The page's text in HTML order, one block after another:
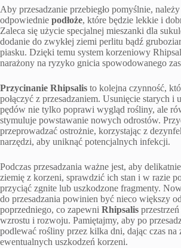
Aby przesadzanie przebiegło pomyślnie,
odpowiednie podłoże, które będzie lekkie i
Zaleca się użycie specjalnej mieszanki dla
dodanie do zwykłej ziemi perlitu bądź
piasku. Dzięki temu system korzeniowy
narażony na ryzyko gnicia spowodowanego
Przycinanie Rhipsalis to kolejna czynność,
połączyć z przesadzaniem. Usunięcie starych i
pędów nie tylko poprawi wygląd rośliny, ale
stymuluje powstawanie nowych odrostów.
przeprowadzać ostrożnie, korzystając z
narzędzi, aby uniknąć potencjalnych infekcji.
Podczas przesadzania ważne jest, aby
ziemię z korzeni, sprawdzić ich stan i w razie
przyciąć zgnite lub uszkodzone fragmenty.
do przesadzania powinien być nieco większy od
poprzedniego, co zapewni Rhipsalis
wzrostu i rozwoju. Pamiętajmy, aby po
podlewać rośliny przez kilka dni, dając czas na
ewentualnych uszkodzeń korzeni.